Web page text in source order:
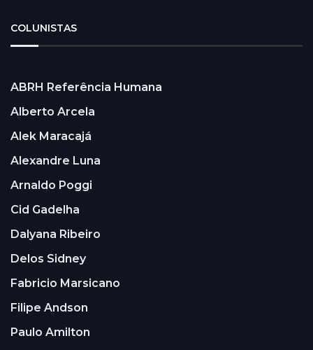
COLUNISTAS
ABRH Referência Humana
Alberto Arcela
Alek Maracajá
Alexandre Luna
Arnaldo Poggi
Cid Gadelha
Dalyana Ribeiro
Delos Sidney
Fabricio Marsicano
Filipe Andson
Paulo Amilton